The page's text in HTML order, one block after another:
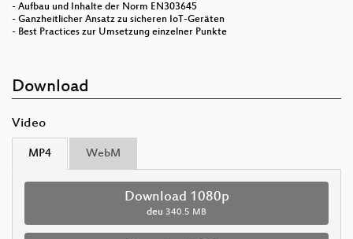
- Aufbau und Inhalte der Norm EN303645
- Ganzheitlicher Ansatz zu sicheren IoT-Geräten
- Best Practices zur Umsetzung einzelner Punkte
Download
Video
MP4 WebM
Download 1080p
deu 340.5 MB